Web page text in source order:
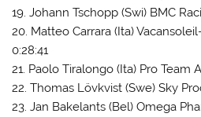
19. Johann Tschopp (Swi) BMC
20. Matteo Carrara (Ita)
0:28:41
21. Paolo Tiralongo (Ita) Pro Team
22. Thomas Lövkvist (Swe) Sky
23. Jan Bakelants (Bel) Omega